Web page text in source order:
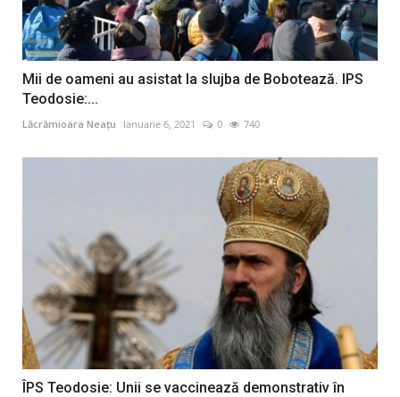
Mii de oameni au asistat la slujba de Bobotează. IPS
Teodosie:...
Lăcrămioara Neațu Ianuarie 6, 2021 0 740
ÎPS Teodosie: Unii se vaccinează demonstrativ în